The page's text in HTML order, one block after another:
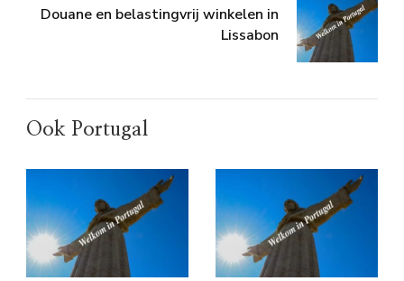
Douane en belastingvrij winkelen in
Lissabon
Ook Portugal